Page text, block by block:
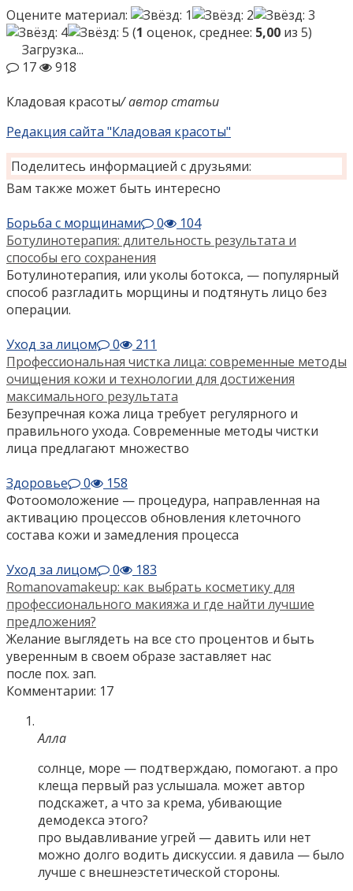
Оцените материал:
(1 оценок, среднее: 5,00 из 5)
Загрузка...
17
918
Кладовая красоты/ автор статьи
Редакция сайта "Кладовая красоты"
Поделитесь информацией с друзьями:
Вам также может быть интересно
Борьба с морщинами
0
104
Ботулинотерапия: длительность результата и
способы его сохранения
Ботулинотерапия, или уколы ботокса, — популярный
способ разгладить морщины и подтянуть лицо без
операции.
Уход за лицом
0
211
Профессиональная чистка лица: современные методы
очищения кожи и технологии для достижения
максимального результата
Безупречная кожа лица требует регулярного и
правильного ухода. Современные методы чистки
лица предлагают множество
Здоровье
0
158
Фотоомоложение — процедура, направленная на
активацию процессов обновления клеточного
состава кожи и замедления процесса
Уход за лицом
0
183
Romanovamakeup: как выбрать косметику для
профессионального макияжа и где найти лучшие
предложения?
Желание выглядеть на все сто процентов и быть
уверенным в своем образе заставляет нас
после пох. зап.
Комментарии: 17
Алла
солнце, море — подтверждаю, помогают. а про
клеща первый раз услышала. может автор
подскажет, а что за крема, убивающие
демодекса этого?
про выдавливание угрей — давить или нет
можно долго водить дискуссии. я давила — было
лучше с внешнеэстетической стороны.